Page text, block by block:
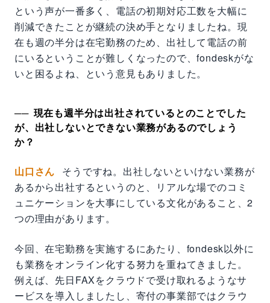
という声が一番多く、電話の初期対応工数を大幅に
削減できたことが継続の決め手となりましたね。現
在も週の半分は在宅勤務のため、出社して電話の前
にいるということが難しくなったので、fondeskがな
いと困るよね、という意見もありました。
現在も週半分は出社されているとのことでした
が、出社しないとできない業務があるのでしょう
か？
山口さん
そうですね。出社しないといけない業務が
あるから出社するというのと、リアルな場でのコミ
ュニケーションを大事にしている文化があること、2
つの理由があります。
今回、在宅勤務を実施するにあたり、fondesk以外に
も業務をオンライン化する努力を重ねてきました。
例えば、先日FAXをクラウドで受け取れるようなサ
ービスを導入しましたし、寄付の事業部ではクラウ